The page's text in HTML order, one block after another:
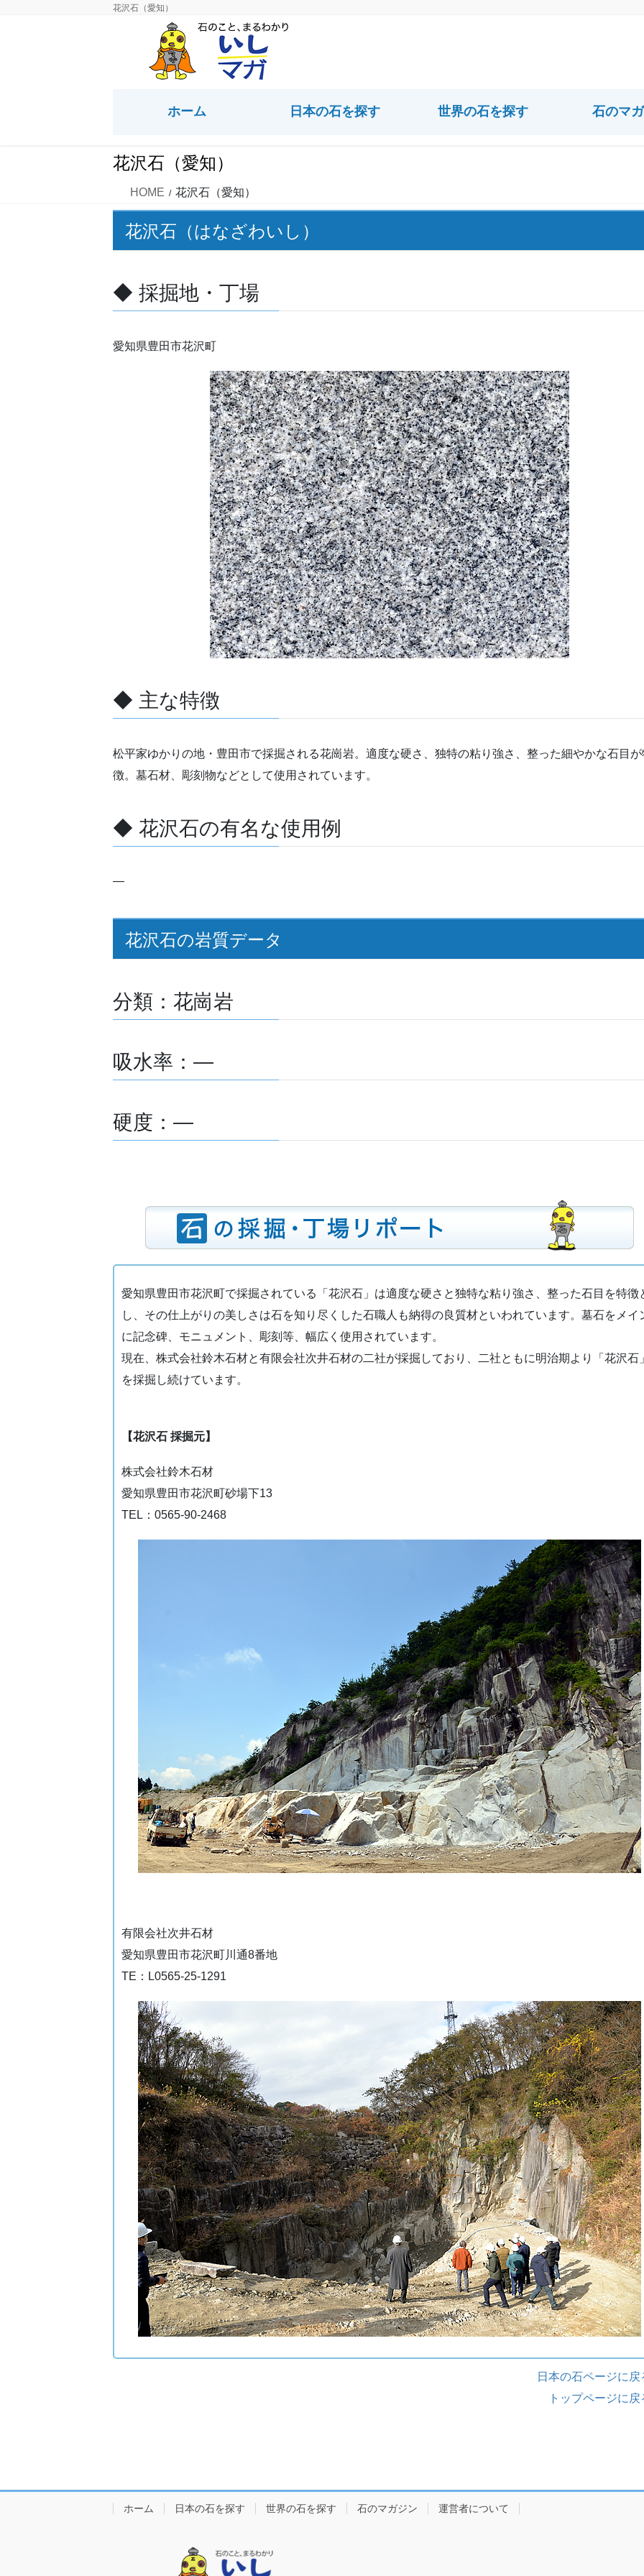
花沢石（愛知）
ホーム 日本の石を探す 世界の石を探す 石のマ
花沢石（愛知）
HOME 花沢石（愛知）
花沢石（はなざわいし）
◆ 採掘地・丁場
愛知県豊田市花沢町
◆ 主な特徴
松平家ゆかりの地・豊田市で採掘される花崗岩。適度な硬さ、独特の粘り強さ、整った細やかな石目が
徴。墓石材、彫刻物などとして使用されています。
◆ 花沢石の有名な使用例
―
花沢石の岩質データ
分類：花崗岩
吸水率：―
硬度：―
愛知県豊田市花沢町で採掘されている「花沢石」は適度な硬さと独特な粘り強さ、整った石目を特徴
し、その仕上がりの美しさは石を知り尽くした石職人も納得の良質材といわれています。墓石をメイ
に記念碑、モニュメント、彫刻等、幅広く使用されています。
現在、株式会社鈴木石材と有限会社次井石材の二社が採掘しており、二社ともに明治期より「花沢石」
を採掘し続けています。
【花沢石 採掘元】
株式会社鈴木石材
愛知県豊田市花沢町砂場下13
TEL：0565-90-2468
有限会社次井石材
愛知県豊田市花沢町川通8番地
TE：L0565-25-1291
日本の石ページに
トップページに
ホーム 日本の石を探す 世界の石を探す 石のマガジン 運営者について